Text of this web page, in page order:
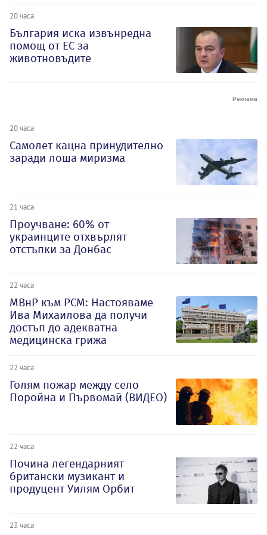
20 часа
България иска извънредна
помощ от ЕС за
животновъдите
20 часа
Самолет кацна принудително
заради лоша миризма
21 часа
Проучване: 60% от
украинците отхвърлят
отстъпки за Донбас
22 часа
МВнР към РСМ: Настояваме
Ива Михаилова да получи
достъп до адекватна
медицинска грижа
22 часа
Голям пожар между село
Поройна и Първомай (ВИДЕО)
22 часа
Почина легендарният
британски музикант и
продуцент Уилям Орбит
23 часа